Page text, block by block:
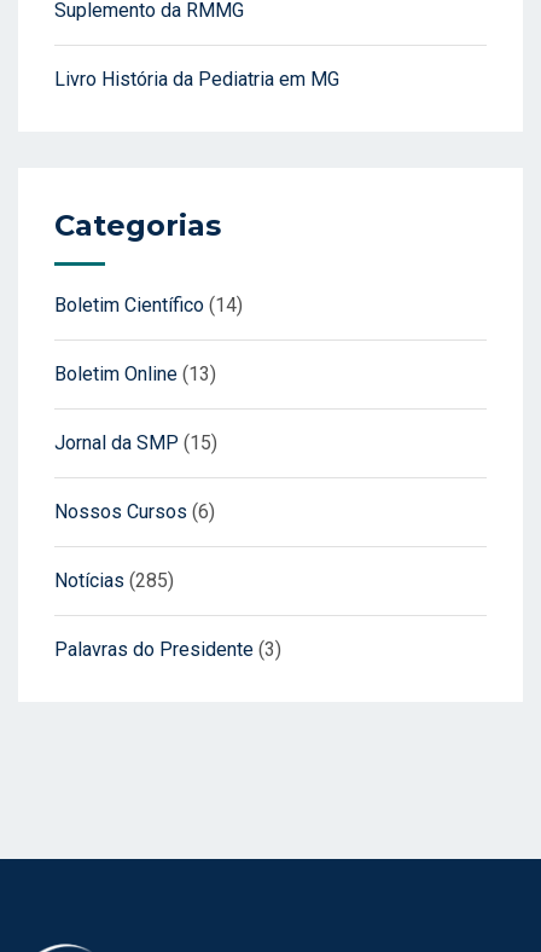
Suplemento da RMMG
Livro História da Pediatria em MG
Categorias
Boletim Científico (14)
Boletim Online (13)
Jornal da SMP (15)
Nossos Cursos (6)
Notícias (285)
Palavras do Presidente (3)